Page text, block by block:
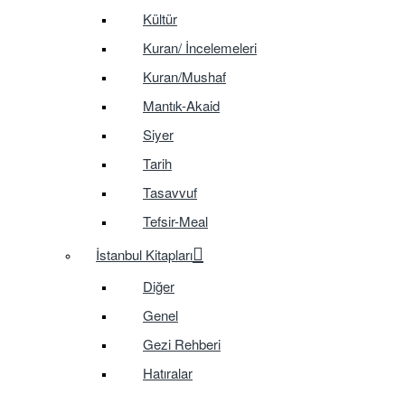
Kültür
Kuran/ İncelemeleri
Kuran/Mushaf
Mantık-Akaid
Siyer
Tarih
Tasavvuf
Tefsir-Meal
İstanbul Kitapları
Diğer
Genel
Gezi Rehberi
Hatıralar